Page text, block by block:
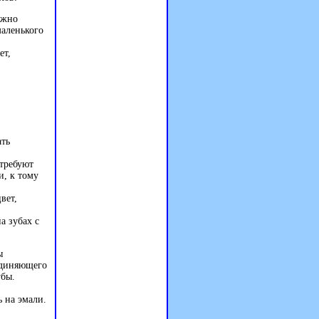
к тому
зубах с
на эмали.